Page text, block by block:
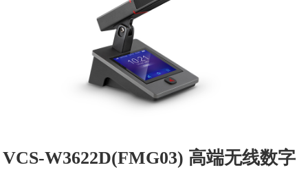
VCS-W3622D(FMG03) 高端无线数字